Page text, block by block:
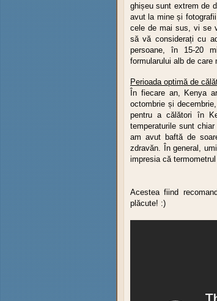
ghișeu sunt extrem de
avut la mine și
cele de mai sus, vi se
să vă considerați cu
persoane, în 15-20
formularului alb de care
Perioada optimă de
În fiecare an, Kenya
octombrie și
pentru a călători în
temperaturile sunt
am avut baftă de
zdravăn. În general,
impresia că
Acestea fiind
plăcute! :)